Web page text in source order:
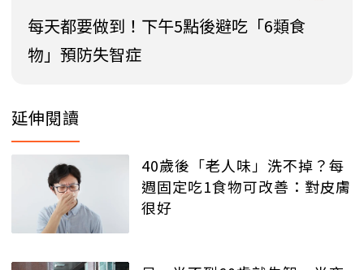
每天都要做到！下午5點後避吃「6類食
物」預防失智症
延伸閱讀
40歲後「老人味」洗不掉？每
週固定吃1食物可改善：對皮膚
很好